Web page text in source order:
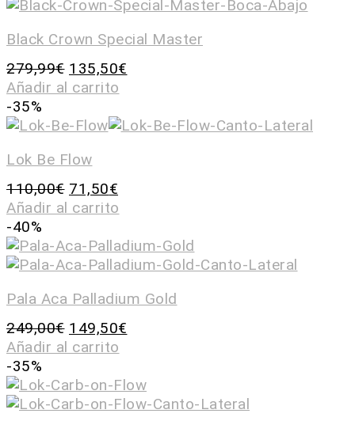
Black Crown Special Master
279,99€ 135,50€
Añadir al carrito
-35%
Lok Be Flow
110,00€ 71,50€
Añadir al carrito
-40%
Pala Aca Palladium Gold
249,00€ 149,50€
Añadir al carrito
-35%